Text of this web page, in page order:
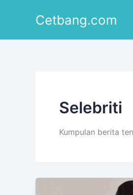
Cetbang.com
Selebriti
Kumpulan berita